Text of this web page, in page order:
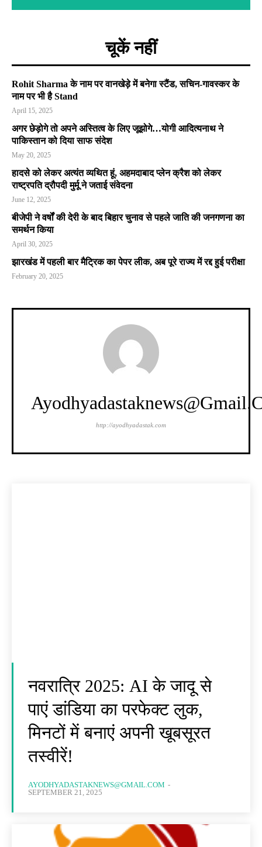
चूकें नहीं
Rohit Sharma के नाम पर वानखेड़े में बनेगा स्टैंड, सचिन-गावस्कर के
नाम पर भी है Stand
April 15, 2025
अगर छेड़ोगे तो अपने अस्तित्व के लिए जूझोगे…योगी आदित्यनाथ ने
पाकिस्तान को दिया साफ संदेश
May 20, 2025
हादसे को लेकर अत्यंत व्यथित हूं, अहमदाबाद प्लेन क्रैश को लेकर
राष्ट्रपति द्रौपदी मुर्मू ने जताई संवेदना
June 12, 2025
बीजेपी ने वर्षों की देरी के बाद बिहार चुनाव से पहले जाति की जनगणना का
समर्थन किया
April 30, 2025
झारखंड में पहली बार मैट्रिक का पेपर लीक, अब पूरे राज्य में रद्द हुई परीक्षा
February 20, 2025
http://ayodhyadastak.com
नवरात्रि 2025: AI के जादू से
पाएं डांडिया का परफेक्ट लुक,
मिनटों में बनाएं अपनी खूबसूरत
तस्वीरें!
AYODHYADASTAKNEWS@GMAIL.COM -
SEPTEMBER 21, 2025